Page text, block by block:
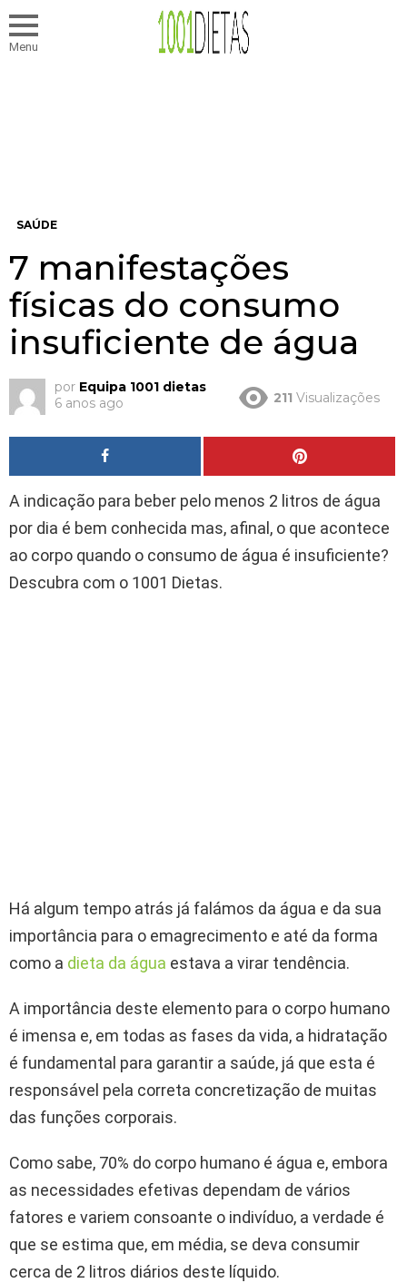
Menu
SAÚDE
7 manifestações
físicas do consumo
insuficiente de água
por Equipa 1001 dietas
6 anos ago
211 Visualizações
A indicação para beber pelo menos 2 litros de água
por dia é bem conhecida mas, afinal, o que acontece
ao corpo quando o consumo de água é insuficiente?
Descubra com o 1001 Dietas.
Há algum tempo atrás já falámos da água e da sua
importância para o emagrecimento e até da forma
como a dieta da água estava a virar tendência.
A importância deste elemento para o corpo humano
é imensa e, em todas as fases da vida, a hidratação
é fundamental para garantir a saúde, já que esta é
responsável pela correta concretização de muitas
das funções corporais.
Como sabe, 70% do corpo humano é água e, embora
as necessidades efetivas dependam de vários
fatores e variem consoante o indivíduo, a verdade é
que se estima que, em média, se deva consumir
cerca de 2 litros diários deste líquido.